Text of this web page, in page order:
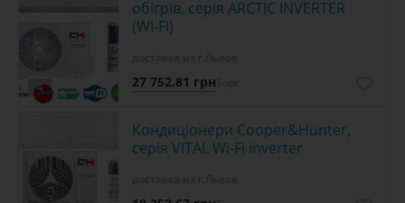
4
обігрів, серія ARCTIC INVERTER
(WI-FI)
27 752.81 грн
Кондиціонери Cooper&Hunter,
серія VITAL Wi-Fi inverter